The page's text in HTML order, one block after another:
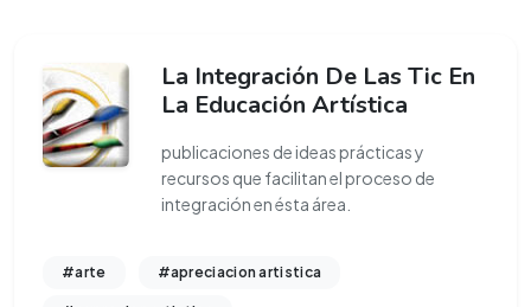
La Integración De Las Tic En
La Educación Artística
publicaciones de ideas prácticas y
recursos que facilitan el proceso de
integración en ésta área.
#arte #apreciacion artistica